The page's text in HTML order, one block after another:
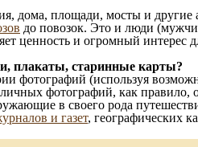
дома, площади, мосты и
до повозок. Это и люди
ценность и огромный интерес
плакаты, старинные карты?
фотографий (используя
фотографий, как правило,
в своего рода
и газет, географических